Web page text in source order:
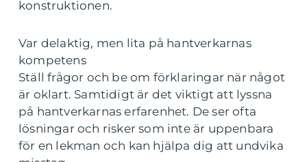
konstruktionen.
Var delaktig, men lita på hantverkarnas
kompetens
Ställ frågor och be om förklaringar när något
är oklart. Samtidigt är det viktigt att lyssna
på hantverkarnas erfarenhet. De ser ofta
lösningar och risker som inte är uppenbara
för en lekman och kan hjälpa dig att undvika